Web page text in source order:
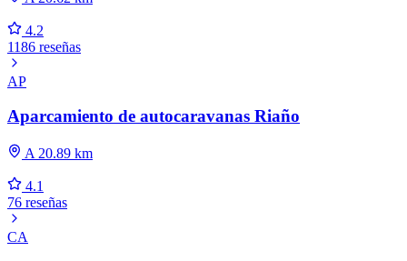
4.2
1186 reseñas
AP
Aparcamiento de autocaravanas Riaño
A 20.89 km
4.1
76 reseñas
CA